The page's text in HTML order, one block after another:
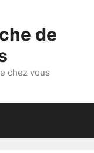
de
chez vous